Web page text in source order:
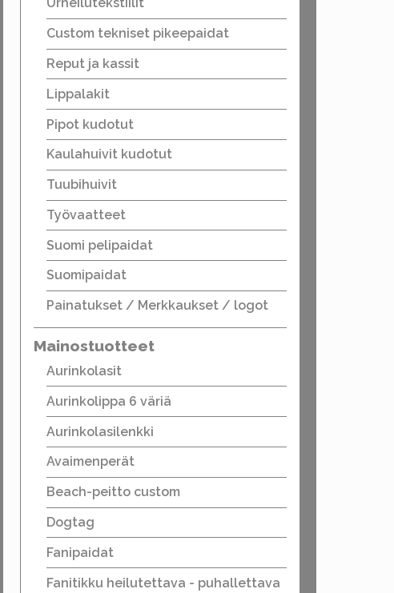
Urheilutekstiilit
Custom tekniset pikeepaidat
Reput ja kassit
Lippalakit
Pipot kudotut
Kaulahuivit kudotut
Tuubihuivit
Työvaatteet
Suomi pelipaidat
Suomipaidat
Painatukset / Merkkaukset / logot
Mainostuotteet
Aurinkolasit
Aurinkolippa 6 väriä
Aurinkolasilenkki
Avaimenperät
Beach-peitto custom
Dogtag
Fanipaidat
Fanitikku heilutettava - puhallettava